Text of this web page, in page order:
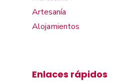
Artesanía
Alojamientos
Enlaces rápidos